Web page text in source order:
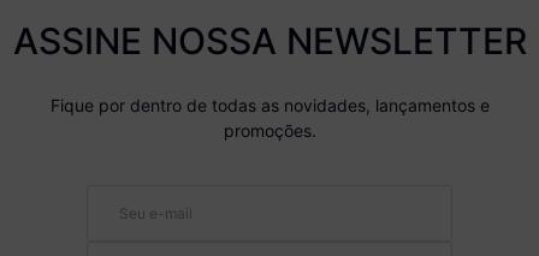
ASSINE NOSSA NEWSLETTER
Fique por dentro de todas as novidades, lançamentos e
promoções.